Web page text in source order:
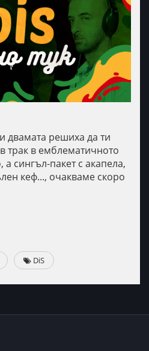
двамата решиха да ти
трак в емблематичното
сингъл-пакет с акапела,
кеф..., очакваме скоро
DiS